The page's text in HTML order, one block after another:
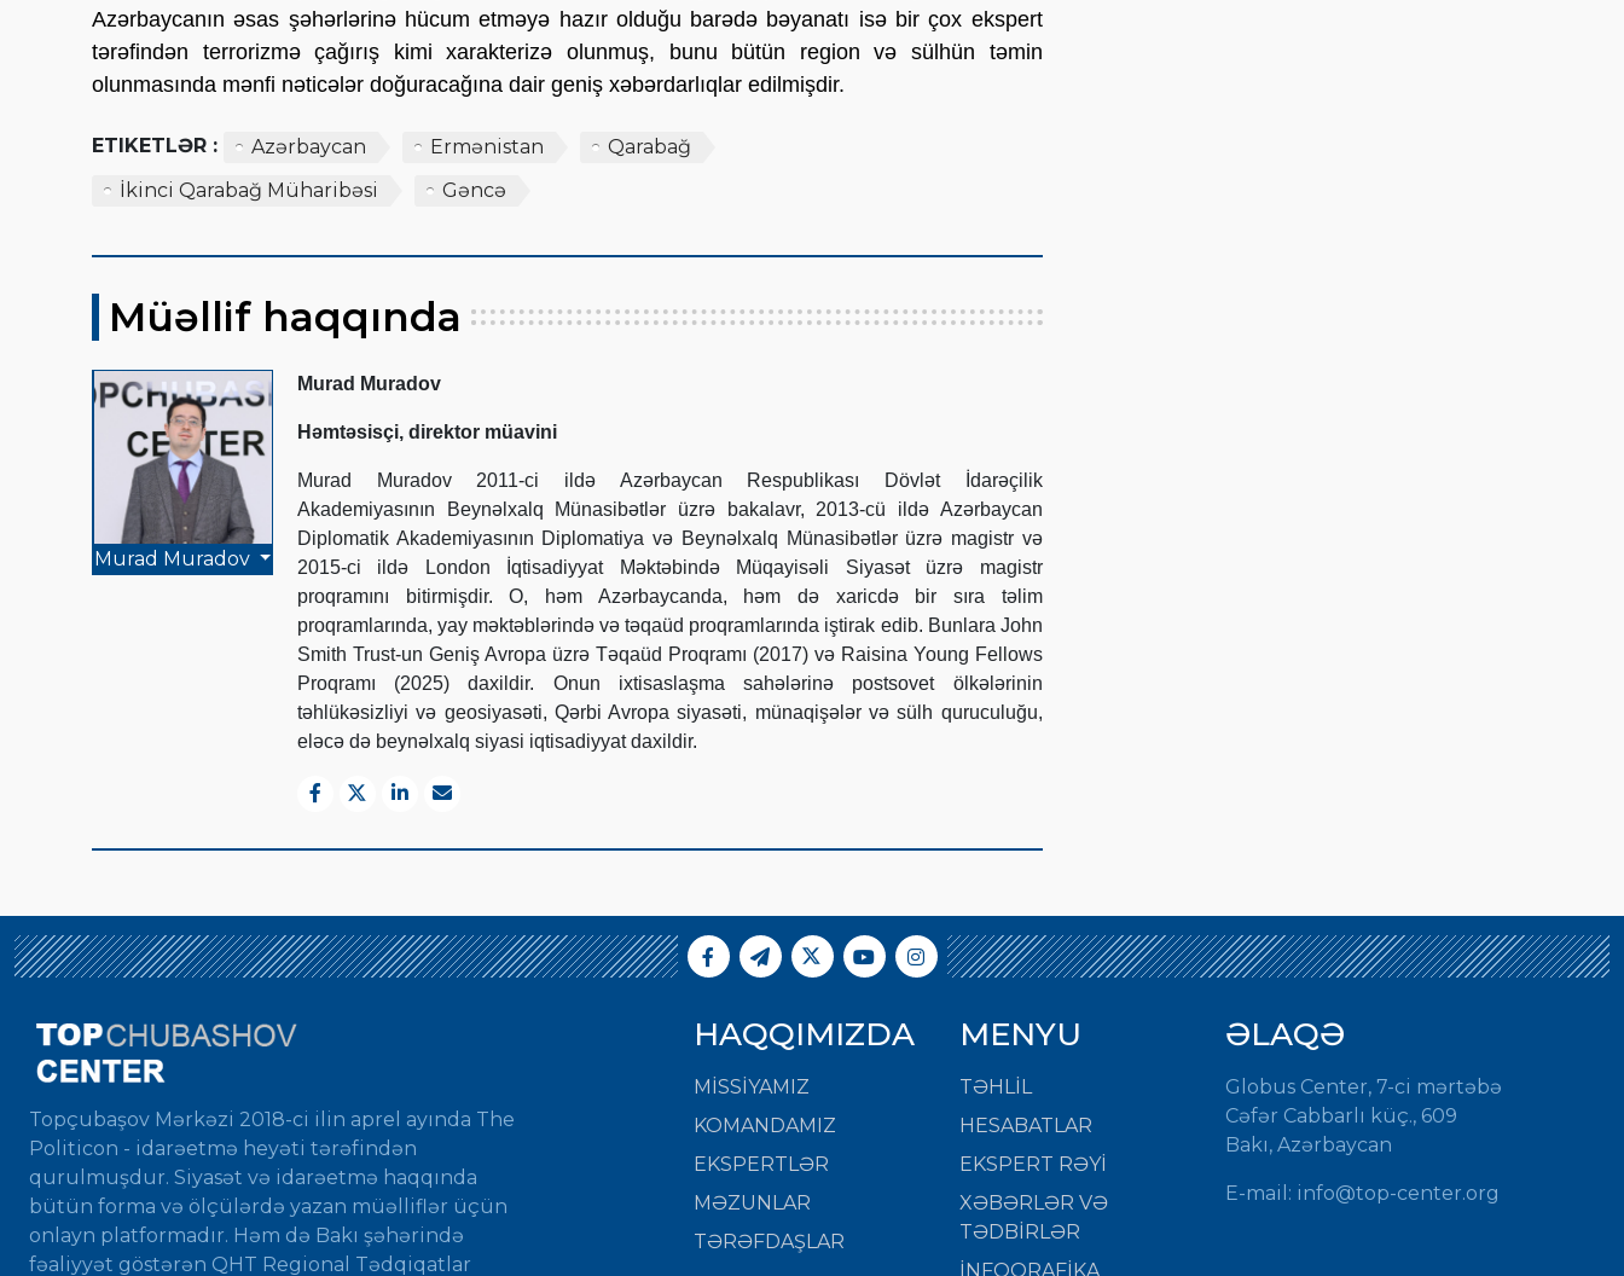
Azərbaycanın əsas şəhərlərinə hücum etməyə hazır olduğu barədə bəyanatı isə bir çox ekspert
tərəfindən terrorizmə çağırış kimi xarakterizə olunmuş, bunu bütün region və sülhün təmin
olunmasında mənfi nəticələr doğuracağına dair geniş xəbərdarlıqlar edilmişdir.
ETIKETLƏR : Azərbaycan Ermənistan
Qarabağ
İkinci Qarabağ Müharibəsi
Gəncə
Müəllif haqqında
Murad Muradov
Murad Muradov
Həmtəsisçi, direktor müavini
Murad Muradov 2011-ci ildə Azərbaycan Respublikası Dövlət İdarəçilik
Akademiyasının Beynəlxalq Münasibətlər üzrə bakalavr, 2013-cü ildə Azərbaycan
Diplomatik Akademiyasının Diplomatiya və Beynəlxalq Münasibətlər üzrə magistr və
2015-ci ildə London İqtisadiyyat Məktəbində Müqayisəli Siyasət üzrə magistr
proqramını bitirmişdir. O, həm Azərbaycanda, həm də xaricdə bir sıra təlim
proqramlarında, yay məktəblərində və təqaüd proqramlarında iştirak edib. Bunlara John
Smith Trust-un Geniş Avropa üzrə Təqaüd Proqramı (2017) və Raisina Young Fellows
Proqramı (2025) daxildir. Onun ixtisaslaşma sahələrinə postsovet ölkələrinin
təhlükəsizliyi və geosiyasəti, Qərbi Avropa siyasəti, münaqişələr və sülh quruculuğu,
eləcə də beynəlxalq siyasi iqtisadiyyat daxildir.
Topçubaşov Mərkəzi 2018-ci ilin aprel ayında The
Politicon - idarəetmə heyəti tərəfindən
qurulmuşdur. Siyasət və idarəetmə haqqında
bütün forma və ölçülərdə yazan müəlliflər üçün
onlayn platformadır. Həm də Bakı şəhərində
fəaliyyət göstərən QHT Regional Tədqiqatlar
HAQQIMIZDA
MISSIYAMIZ
KOMANDAMIZ
EKSPERTLƏR
MƏZUNLAR
TƏRƏFDAŞLAR
MENYU
TƏHLİL
HESABATLAR
EKSPERT RƏYİ
XƏBƏRLƏR VƏ
TƏDBİRLƏR
İNFOQRAFİKA
ƏLAQƏ
Globus Center, 7-ci mərtəbə
Cəfər Cabbarlı küç., 609
Bakı, Azərbaycan
E-mail: info@top-center.org